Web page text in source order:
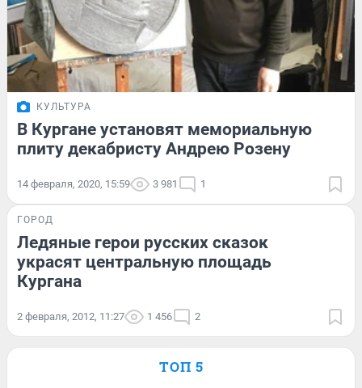
КУЛЬТУРА
В Кургане установят мемориальную
плиту декабристу Андрею Розену
14 февраля, 2020, 15:59 3 981 1
ГОРОД
Ледяные герои русских сказок
украсят центральную площадь
Кургана
2 февраля, 2012, 11:27 1 456 2
ТОП 5